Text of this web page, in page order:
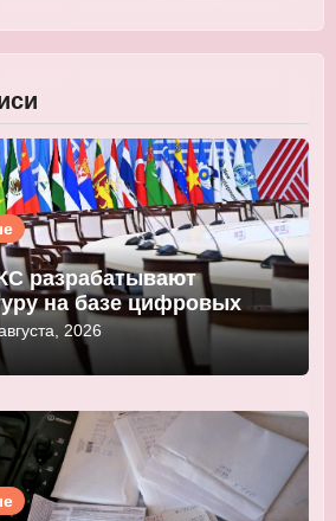
разрабатывают
на базе цифровых
2026